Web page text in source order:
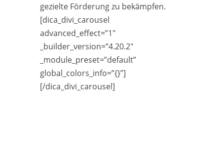
gezielte Förderung zu bekämpfen.
[dica_divi_carousel
advanced_effect=”1″
_builder_version=”4.20.2″
_module_preset=”default”
global_colors_info=”{}”]
[/dica_divi_carousel]